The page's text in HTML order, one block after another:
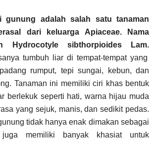
gunung adalah salah satu tanaman
dari keluarga Apiaceae. Nama
Hydrocotyle sibthorpioides Lam.
tumbuh liar di tempat-tempat yang
rumput, tepi sungai, kebun, dan
Tanaman ini memiliki ciri khas bentuk
berlekuk seperti hati, warna hijau muda
yang sejuk, manis, dan sedikit pedas.
tidak hanya enak dimakan sebagai
memiliki banyak khasiat untuk